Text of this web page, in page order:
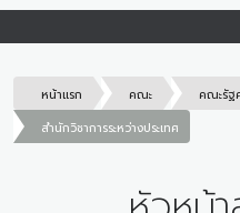
หน้าแรก คณะ คณะรัฐ
สำนักวิชาการระหว่างประเทศ